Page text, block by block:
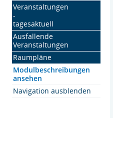
Veranstaltungen
-
tagesaktuell
Ausfallende
Veranstaltungen
Raumpläne
Modulbeschreibungen
ansehen
Navigation ausblenden